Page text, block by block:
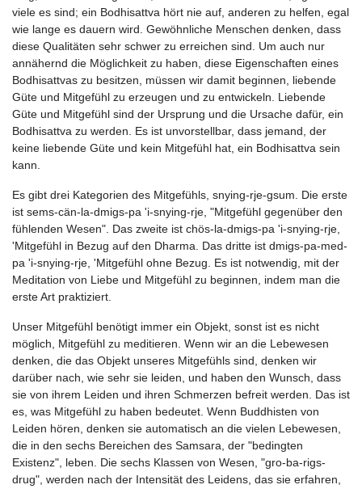
viele es sind; ein Bodhisattva hört nie auf, anderen zu helfen, egal
wie lange es dauern wird. Gewöhnliche Menschen denken, dass
diese Qualitäten sehr schwer zu erreichen sind. Um auch nur
annähernd die Möglichkeit zu haben, diese Eigenschaften eines
Bodhisattvas zu besitzen, müssen wir damit beginnen, liebende
Güte und Mitgefühl zu erzeugen und zu entwickeln. Liebende
Güte und Mitgefühl sind der Ursprung und die Ursache dafür, ein
Bodhisattva zu werden. Es ist unvorstellbar, dass jemand, der
keine liebende Güte und kein Mitgefühl hat, ein Bodhisattva sein
kann.
Es gibt drei Kategorien des Mitgefühls, snying-rje-gsum. Die erste
ist sems-cän-la-dmigs-pa 'i-snying-rje, "Mitgefühl gegenüber den
fühlenden Wesen". Das zweite ist chös-la-dmigs-pa 'i-snying-rje,
'Mitgefühl in Bezug auf den Dharma. Das dritte ist dmigs-pa-med-
pa 'i-snying-rje, 'Mitgefühl ohne Bezug. Es ist notwendig, mit der
Meditation von Liebe und Mitgefühl zu beginnen, indem man die
erste Art praktiziert.
Unser Mitgefühl benötigt immer ein Objekt, sonst ist es nicht
möglich, Mitgefühl zu meditieren. Wenn wir an die Lebewesen
denken, die das Objekt unseres Mitgefühls sind, denken wir
darüber nach, wie sehr sie leiden, und haben den Wunsch, dass
sie von ihrem Leiden und ihren Schmerzen befreit werden. Das ist
es, was Mitgefühl zu haben bedeutet. Wenn Buddhisten von
Leiden hören, denken sie automatisch an die vielen Lebewesen,
die in den sechs Bereichen des Samsara, der "bedingten
Existenz", leben. Die sechs Klassen von Wesen, "gro-ba-rigs-
drug", werden nach der Intensität des Leidens, das sie erfahren,